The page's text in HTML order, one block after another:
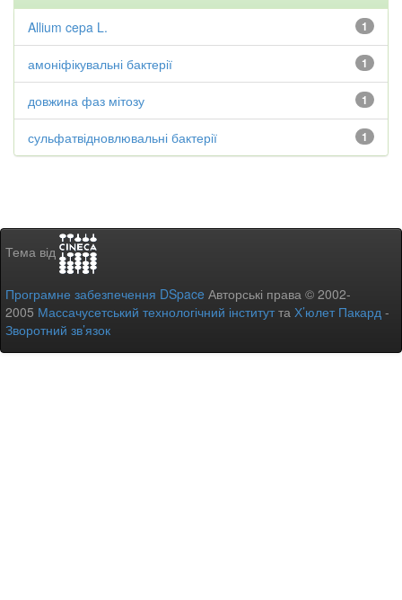
1
Allium cepa L.
1
амоніфікувальні бактерії
1
довжина фаз мітозу
1
сульфатвідновлювальні бактерії
Тема від
Програмне забезпечення DSpace Авторські права © 2002-
2005 Массачусетський технологічний інститутта Х’юлет Пакард -
Зворотний зв’язок